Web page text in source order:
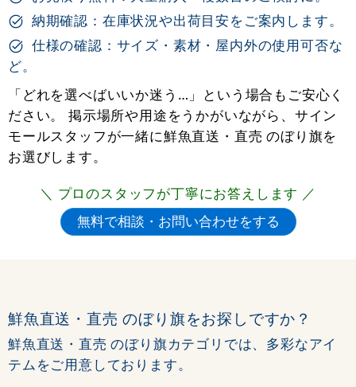
納期確認：在庫状況や出荷目安をご案内します。
仕様の確認：サイズ・素材・屋内外の使用可否な
ど。
「どれを選べばいいか迷う…」という場合もご安心く
ださい。 掲示場所や用途をうかがいながら、サイン
モールスタッフが一緒に鮮魚直送・直売 のぼり旗を
お選びします。
＼ プロのスタッフが丁寧にお答えします ／
鮮魚直送・直売 のぼり旗をお探しですか？
鮮魚直送・直売 のぼり旗カテゴリでは、多彩なアイ
テムをご用意しております。